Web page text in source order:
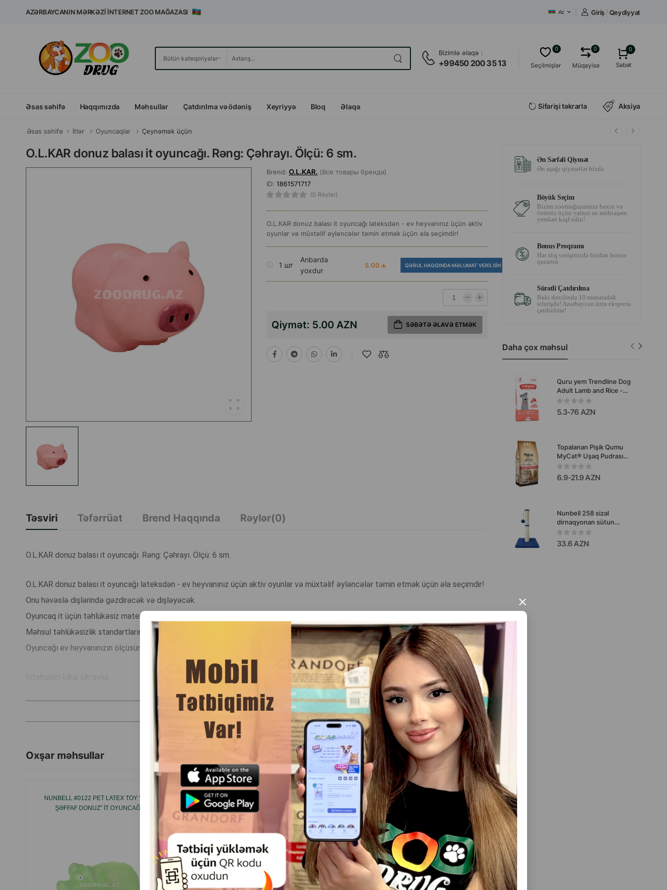
×
AZƏRBAYCANIN MƏRKƏZI İNTERNET ZOO MAĞAZASI Az Giriş / Qeydiyyat
Bizimlə əlaqə :
+99450 200 35 13 Seçilmişlər
0
Müqayisə
0 0
Səbət
Əsas səhifə Haqqımızda Məhsullar Çatdırılma və ödəniş Xeyriyyə Bloq Əlaqə Sifarişi təkrarla Aksiya
Əsas səhifə İtlər Oyuncaqlar Çeynəmək üçün
O.L.KAR donuz balası it oyuncağı. Rəng: Çəhrayı. Ölçü: 6 sm.
Brend: O.L.KAR. (Все товары бренда)
ID: 1861571717
(0 Rəylər)
O.L.KAR donuz balası it oyuncağı lateksdən - ev heyvanınız üçün aktiv
oyunlar və müxtəlif əyləncələr təmin etmək üçün əla seçimdir!
1 шт
Anbarda
yoxdur
5.00 ₼ QƏBUL HAQQINDA MƏLUMAT VERILSIN
Qiymət: 5.00 AZN SƏBƏTƏ ƏLAVƏ ETMƏK
Təsviri Təfərrüat Brend Haqqında Rəylər(0)
O.L.KAR donuz balası it oyuncağı. Rəng: Çəhrayı. Ölçü: 6 sm.
O.L.KAR donuz balası it oyuncağı lateksdən - ev heyvanınız üçün aktiv oyunlar və müxtəlif əyləncələr təmin etmək üçün əla seçimdir!
Onu həvəslə dişlərində gəzdirəcək və dişləyəcək.
Oyuncaq it üçün təhlükəsiz materialdan hazırlanmışdır.
Məhsul təhlükəsizlik standartlarına cavab verir.
Oyuncağı ev heyvanınızın ölçüsünə uyğun seçin ki, onun üçün rahat və maraqlı olsun.
DAHA ÇOX OXU
Oxşar məhsullar Hamısını Gör
NUNBELL #0122 PET LATEX TOY “YARI
ŞƏFFAF DONUZ” IT OYUNCAĞI.
NUNBELL #0116 PET LATEX TOY – “İNEK”
FORMALI IT OYUNCAĞI
NUNBELL #0090 PET LATEX TOYS – ITCIK
FORMALI IT OYUNCAĞI (RƏNG: GÖY VƏ
NUNBELL 0128 PET LATEX TOY “RELYEFLI
Ən Sərfəli Qiymət
Ən aşağı qiymətlər bizdə
Böyük Seçim
Bizim zoomağazamıza baxın və
özünüz üçün yalnız ən möhtəşəm
yemləri kəşf edin!
Bonus Proqramı
Hər alış verişinizdə bizdən bonus
qazanın
Sürətli Çatdırılma
Baki daxilində 10 manatadək
sifarişdə! Azərbaycan üzrə ekspress
çatdırılma!
Daha çox məhsul
Quru yem Trendline Dog
Adult Lamb and Rice -
toyuq əti və düyü ilə itlər
üçün Trendline quru yem
5.3-76 AZN
Topalanan Pişik Qumu
MyCat® Uşaq Pudrası
Ətrli
6.9-21.9 AZN
Nunbell 258 sizal
dirnaqyonan sütun
pişiklər üçün rəng mavi
hündürlük 60 sm
33.6 AZN